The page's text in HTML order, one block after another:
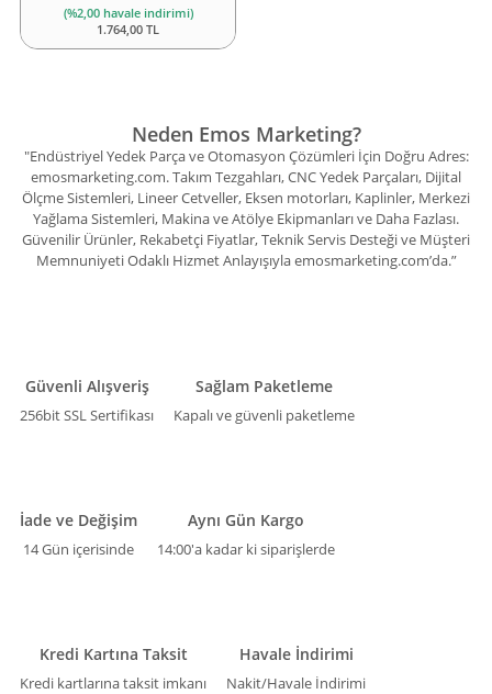
(%2,00 havale indirimi)
1.764,00 TL
Neden Emos Marketing?
"Endüstriyel Yedek Parça ve Otomasyon Çözümleri İçin Doğru Adres:
emosmarketing.com. Takım Tezgahları, CNC Yedek Parçaları, Dijital
Ölçme Sistemleri, Lineer Cetveller, Eksen motorları, Kaplinler, Merkezi
Yağlama Sistemleri, Makina ve Atölye Ekipmanları ve Daha Fazlası.
Güvenilir Ürünler, Rekabetçi Fiyatlar, Teknik Servis Desteği ve Müşteri
Memnuniyeti Odaklı Hizmet Anlayışıyla emosmarketing.com’da.”
Güvenli Alışveriş
256bit SSL Sertifikası
Sağlam Paketleme
Kapalı ve güvenli paketleme
İade ve Değişim
14 Gün içerisinde
Aynı Gün Kargo
14:00'a kadar ki siparişlerde
Kredi Kartına Taksit
Kredi kartlarına taksit imkanı
Havale İndirimi
Nakit/Havale İndirimi